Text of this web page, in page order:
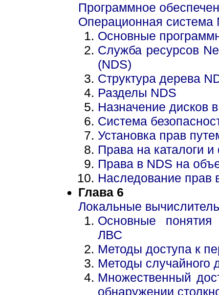
Программное
Операционная система
Основные
Служба ресурсов
(NDS)
Структура дерева
Разделы NDS
Назначение дисков
Система
Установка прав
Права на каталоги
Права в NDS на
Наследование прав
Глава 6
Локальные
Основные
ЛВС
Методы доступа к
Методы случайного
Множественный
обнаружении